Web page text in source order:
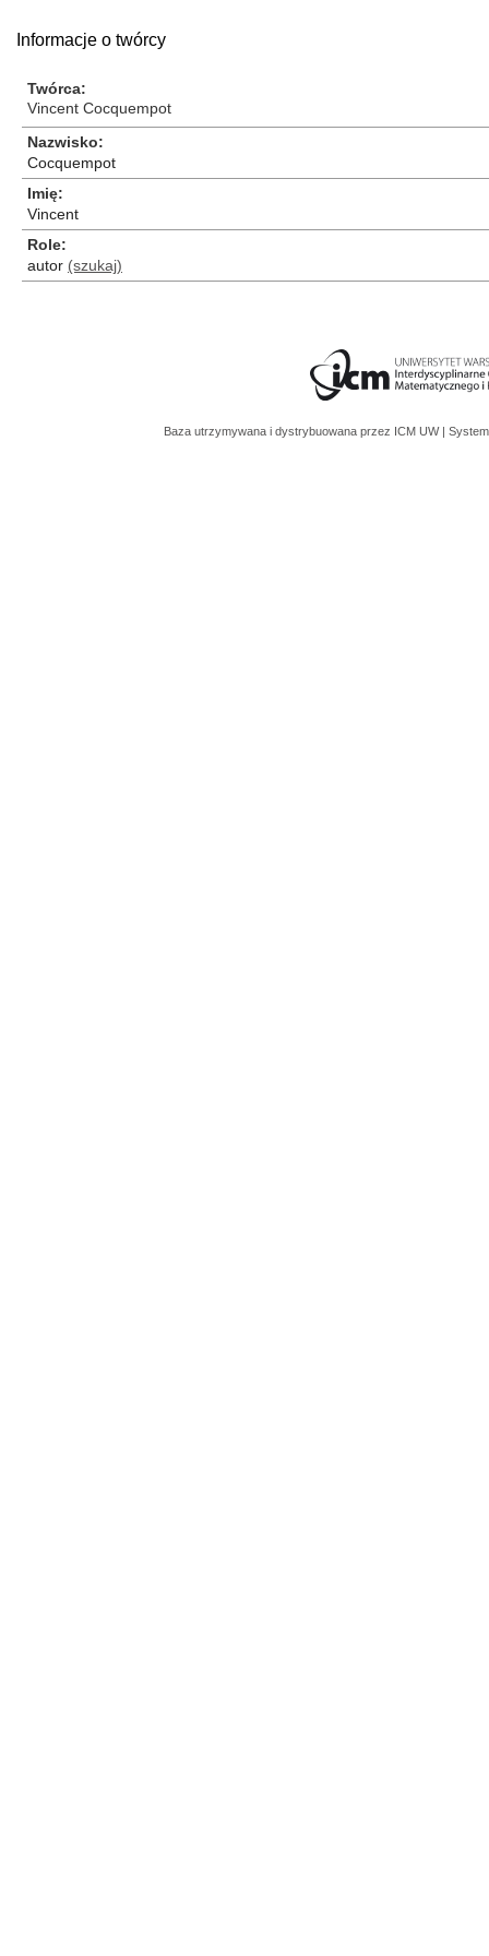
Informacje o twórcy
Twórca
Vincent Cocquempot
Nazwisko
Cocquempot
Imię
Vincent
Role
autor (szukaj)
Baza utrzymywana i dystrybuowana przez ICM UW |